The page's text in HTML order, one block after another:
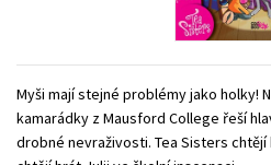
Zahraniční
Myši mají stejné problémy jako holky!
kamarádky z Mausford College řeší
drobné nevraživosti. Tea Sisters